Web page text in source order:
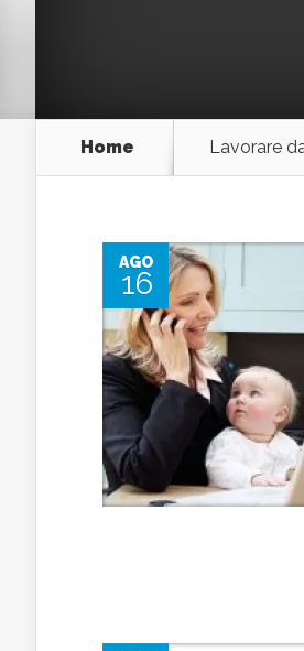
Home Lavorare
AGO
16